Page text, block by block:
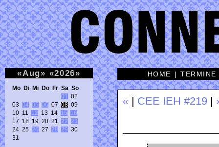
«Aug» «2026»
Mo Di Mi Do Fr Sa So
01
02
03 04 05 06 07 08 09
10 11 12 13 14 15
16
17 18 19 20 21 22
23
24 25 26 27 28 29 30
31
HOME |TERMINE
« CEE IEH #219